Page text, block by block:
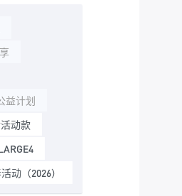
益计划
动款
动（2026）